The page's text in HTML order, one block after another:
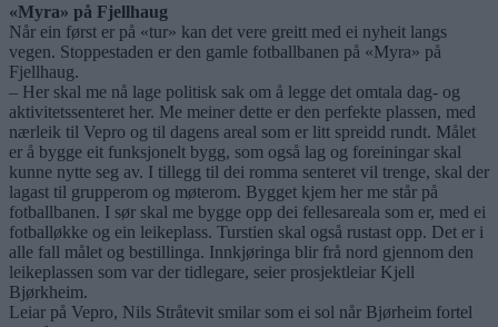
«Myra» på Fjellhaug
Når ein først er på «tur» kan det vere greitt med ei nyheit langs
vegen. Stoppestaden er den gamle fotballbanen på «Myra» på
Fjellhaug.
– Her skal me nå lage politisk sak om å legge det omtala dag- og
aktivitetssenteret her. Me meiner dette er den perfekte plassen, med
nærleik til Vepro og til dagens areal som er litt spreidd rundt. Målet
er å bygge eit funksjonelt bygg, som også lag og foreiningar skal
kunne nytte seg av. I tillegg til dei romma senteret vil trenge, skal der
lagast til grupperom og møterom. Bygget kjem her me står på
fotballbanen. I sør skal me bygge opp dei fellesareala som er, med ei
fotballøkke og ein leikeplass. Turstien skal også rustast opp. Det er i
alle fall målet og bestillinga. Innkjøringa blir frå nord gjennom den
leikeplassen som var der tidlegare, seier prosjektleiar Kjell
Bjørkheim.
Leiar på Vepro, Nils Stråtevit smilar som ei sol når Bjørheim fortel